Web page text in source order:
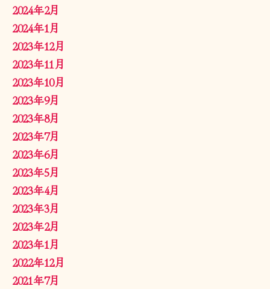
2024年2月
2024年1月
2023年12月
2023年11月
2023年10月
2023年9月
2023年8月
2023年7月
2023年6月
2023年5月
2023年4月
2023年3月
2023年2月
2023年1月
2022年12月
2021年7月